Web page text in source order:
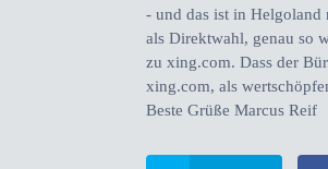
- und das ist in
als Direktwahl, genau so
zu xing.com. Dass der
xing.com, als
Beste Grüße Marcus Reif